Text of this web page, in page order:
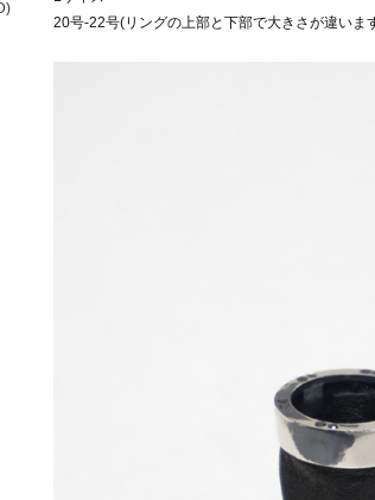
20号-22号(リングの上部と下部で大きさが違いま